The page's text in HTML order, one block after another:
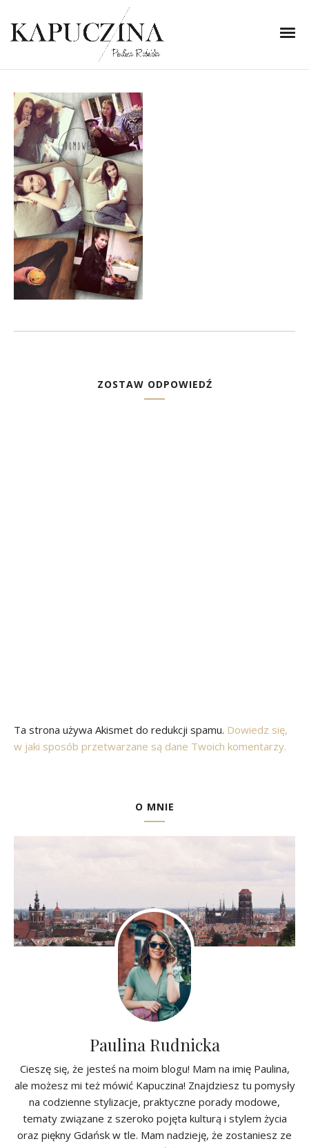
25 listopada 2013
domowe
Written by
ZOSTAW ODPOWIEDŹ
Ta strona używa Akismet do redukcji spamu. Dowiedz się,
w jaki sposób przetwarzane są dane Twoich komentarzy.
O MNIE
Paulina Rudnicka
Cieszę się, że jesteś na moim blogu! Mam na imię Paulina,
ale możesz mi też mówić Kapuczina! Znajdziesz tu pomysły
na codzienne stylizacje, praktyczne porady modowe,
tematy związane z szeroko pojęta kulturą i stylem życia
oraz piękny Gdańsk w tle. Mam nadzieję, że zostaniesz ze